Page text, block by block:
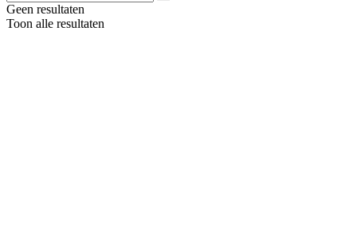
Geen resultaten
Toon alle resultaten